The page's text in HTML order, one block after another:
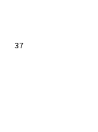
37